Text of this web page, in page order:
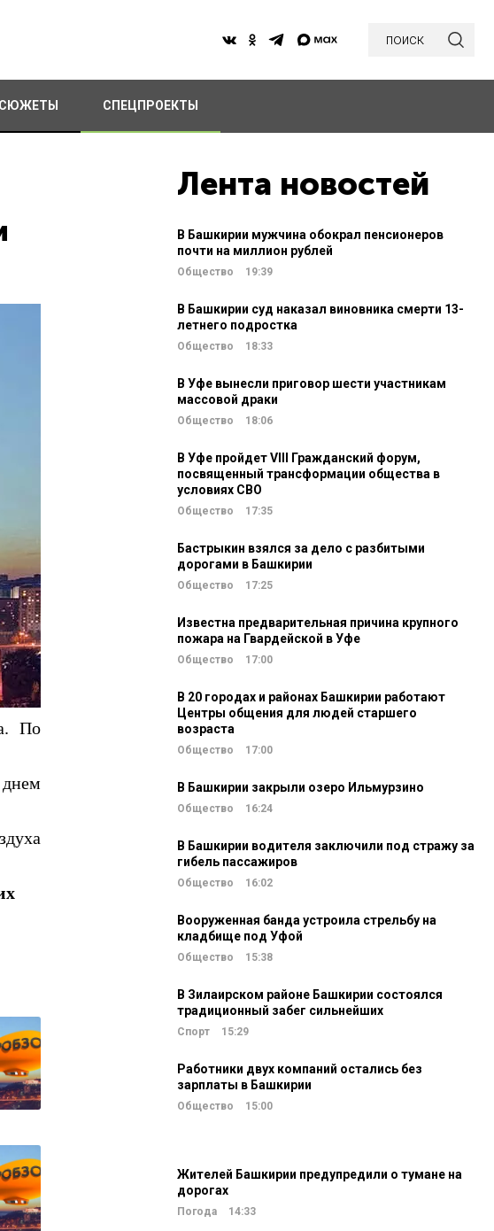
поиск
СЮЖЕТЫ СПЕЦПРОЕКТЫ
По
Лента новостей
В Башкирии мужчина обокрал пенсионеров
почти на миллион рублей
Общество 19:39
В Башкирии суд наказал виновника смерти 13-
летнего подростка
Общество 18:33
В Уфе вынесли приговор шести участникам
массовой драки
Общество 18:06
В Уфе пройдет VIII Гражданский форум,
посвященный трансформации общества в
условиях СВО
Общество 17:35
Бастрыкин взялся за дело с разбитыми
дорогами в Башкирии
Общество 17:25
Известна предварительная причина крупного
пожара на Гвардейской в Уфе
Общество 17:00
В 20 городах и районах Башкирии работают
Центры общения для людей старшего
возраста
Общество 17:00
В Башкирии закрыли озеро Ильмурзино
Общество 16:24
В Башкирии водителя заключили под стражу за
гибель пассажиров
Общество 16:02
Вооруженная банда устроила стрельбу на
кладбище под Уфой
Общество 15:38
В Зилаирском районе Башкирии состоялся
традиционный забег сильнейших
Спорт 15:29
Работники двух компаний остались без
зарплаты в Башкирии
Общество 15:00
Жителей Башкирии предупредили о тумане на
дорогах
Погода 14:33